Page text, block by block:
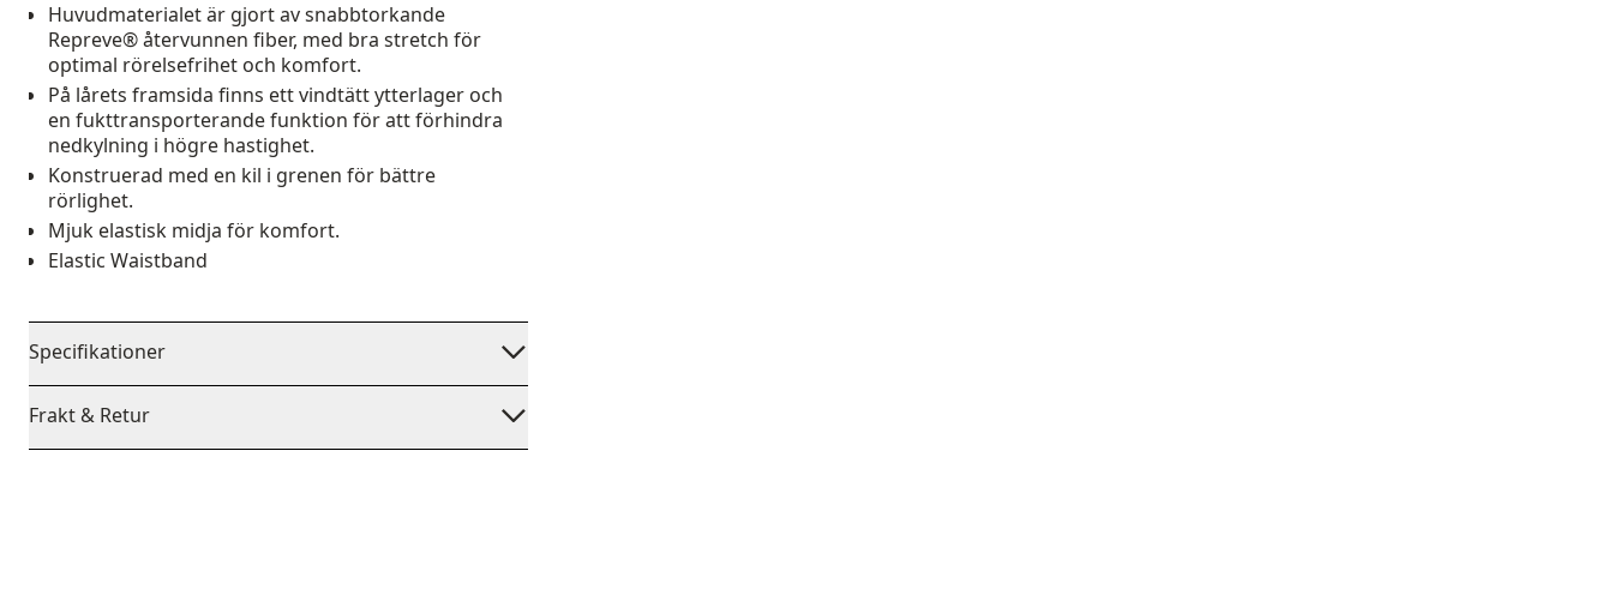
Huvudmaterialet är gjort av snabbtorkande
Repreve® återvunnen fiber, med bra stretch för
optimal rörelsefrihet och komfort.
På lårets framsida finns ett vindtätt ytterlager och
en fukttransporterande funktion för att förhindra
nedkylning i högre hastighet.
Konstruerad med en kil i grenen för bättre
rörlighet.
Mjuk elastisk midja för komfort.
Elastic Waistband
Specifikationer
Frakt & Retur